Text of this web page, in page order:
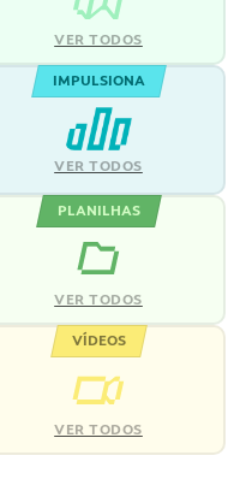
VER TODOS
IMPULSIONA
VER TODOS
PLANILHAS
VER TODOS
VÍDEOS
VER TODOS